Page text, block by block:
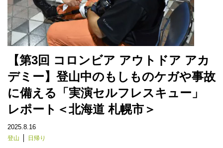
【第3回 コロンビア アウトドア アカ
デミー】登山中のもしものケガや事故
に備える「実演セルフレスキュー」
レポート＜北海道 札幌市＞
2025.8.16
登山 日帰り